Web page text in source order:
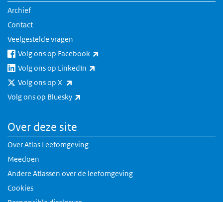
Archief
Contact
Veelgestelde vragen
Volg ons op Facebook
Volg ons op LinkedIn
Volg ons op X
Volg ons op Bluesky
Over deze site
Over Atlas Leefomgeving
Meedoen
Andere Atlassen over de leefomgeving
Cookies